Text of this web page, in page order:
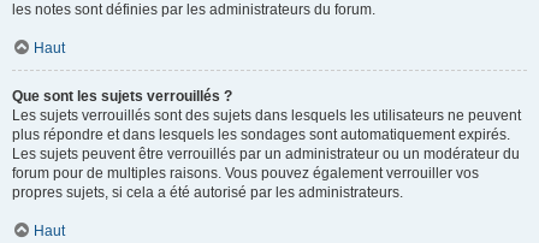
les notes sont définies par les administrateurs du forum.
Haut
Que sont les sujets verrouillés ?
Les sujets verrouillés sont des sujets dans lesquels les utilisateurs ne peuvent
plus répondre et dans lesquels les sondages sont automatiquement expirés.
Les sujets peuvent être verrouillés par un administrateur ou un modérateur du
forum pour de multiples raisons. Vous pouvez également verrouiller vos
propres sujets, si cela a été autorisé par les administrateurs.
Haut